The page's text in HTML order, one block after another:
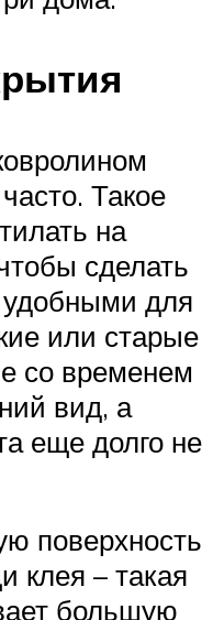
Такое
на
сделать
для
или старые
со временем
вид, а
еще долго не
поверхность
клея – такая
большую